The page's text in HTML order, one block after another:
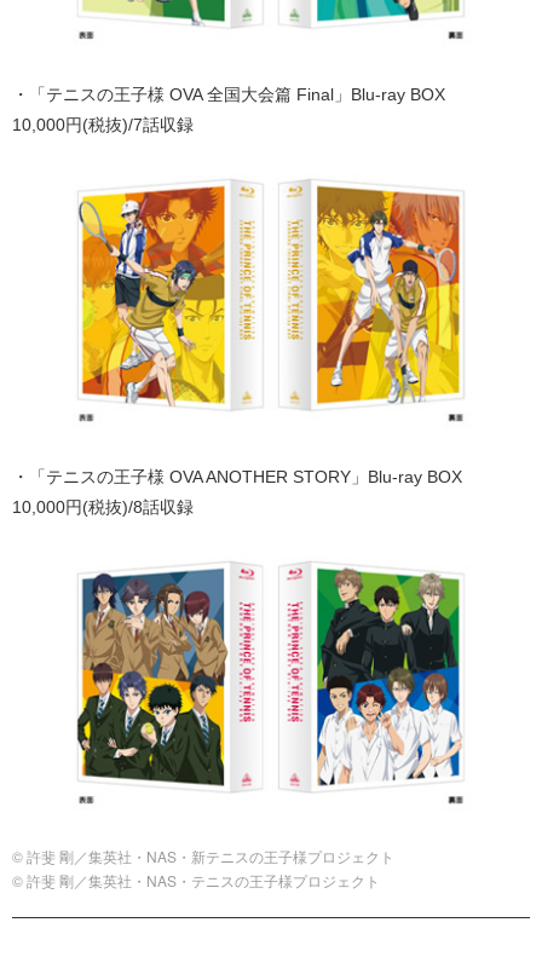
・「テニスの王子様 OVA 全国大会篇 Final」Blu-ray BOX
10,000円(税抜)/7話収録
・「テニスの王子様 OVA ANOTHER STORY」Blu-ray BOX
10,000円(税抜)/8話収録
© 許斐 剛／集英社・NAS・新テニスの王子様プロジェクト
© 許斐 剛／集英社・NAS・テニスの王子様プロジェクト